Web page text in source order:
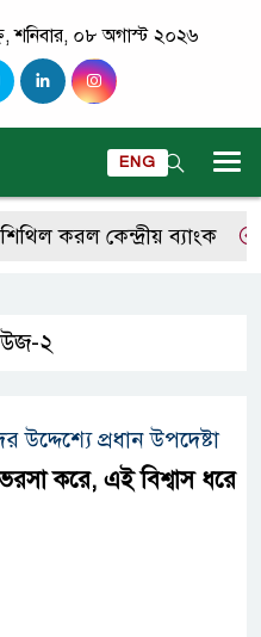
শনিবার, ০৮ অগাস্ট ২০২৬
ENG
করল কেন্দ্রীয় ব্যাংক
২
উদ্দেশ্যে প্রধান উপদেষ্টা
করে, এই বিশ্বাস ধরে